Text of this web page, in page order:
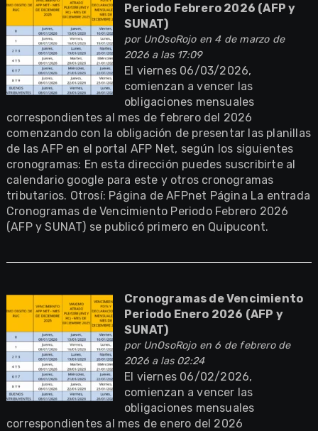
Periodo Febrero 2026 (AFP y
SUNAT)
por UnOsoRojoen 4 de marzo de
2026 a las 17:09
El viernes 06/03/2026,
comienzan a vencer las
obligaciones mensuales
correspondientes al mes de febrero del 2026
comenzando con la obligación de presentar las planillas
de las AFP en el portal AFP Net, según los siguientes
cronogramas: En esta dirección puedes suscribirte al
calendario google para este y otros cronogramas
tributarios. Otrosí: Página de AFPnet Página La entrada
Cronogramas de Vencimiento Periodo Febrero 2026
(AFP y SUNAT) se publicó primero en Quipucont.
Cronogramas de Vencimiento
Periodo Enero 2026 (AFP y
SUNAT)
por UnOsoRojoen 6 de febrero de
2026 a las 02:24
El viernes 06/02/2026,
comienzan a vencer las
obligaciones mensuales
correspondientes al mes de enero del 2026